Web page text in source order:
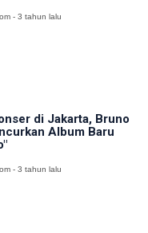
- 3 tahun lalu
di Jakarta, Bruno
Album Baru
- 3 tahun lalu